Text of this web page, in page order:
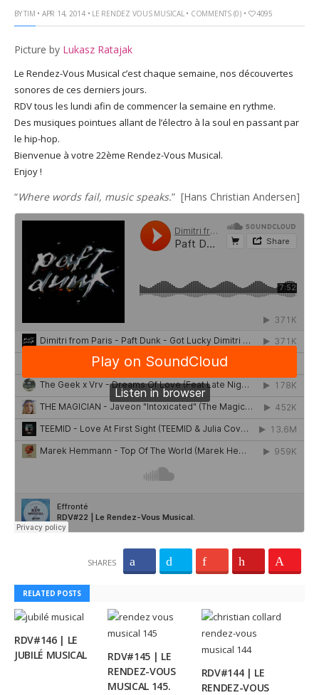
God It’s Friday | Irish Call
anniversaire Lara Croft !
God It’s Friday | Journée de
la Femme
Mar 06, 2017 | No Money
Kids s’offre un clip très
esthétique pour leur
nouveau single
Mar 02, 2017 |
d’une pipe !
BYTIM • APR 14, 2014 • LE RENDEZ VOUS MUSICAL• COMMENTS (0)• 4095
Picture by Lukasz Ratajak
Le Rendez-Vous Musical c’est chaque semaine, nos découvertes
sonores de ces derniers jours.
RDV tous les lundi afin de commencer la semaine en rythme.
Des musiques pointues allant de l’électro à la soul en passant par
le hip-hop.
Bienvenue à votre 22ème Rendez-Vous Musical.
Enjoy !
“Where words fail, music speaks.” [Hans Christian Andersen]
SHARES
RELATED POSTS
RDV#146 | LE
JUBILÉ MUSICAL
RDV#145 | LE
RENDEZ-VOUS
MUSICAL 145.
RDV#144 | LE
RENDEZ-VOUS